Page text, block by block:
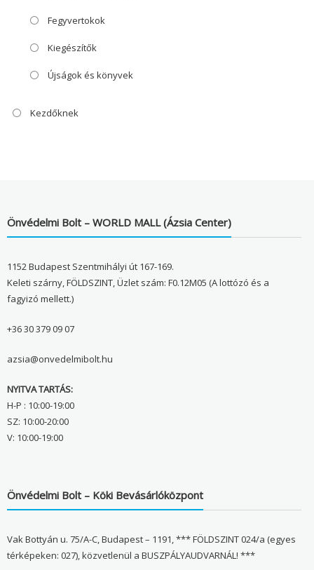
Fegyvertokok
Kiegészítők
Újságok és könyvek
Kezdőknek
Önvédelmi Bolt – WORLD MALL (Ázsia Center)
1152 Budapest Szentmihályi út 167-169.
Keleti szárny, FÖLDSZINT, Üzlet szám: F0.12M05 (A lottózó és a
fagyizó mellett.)
+36 30 379 09 07
azsia@onvedelmibolt.hu
NYITVA TARTÁS:
H-P : 10:00-19:00
SZ: 10:00-20:00
V: 10:00-19:00
Önvédelmi Bolt – Köki Bevásárlóközpont
Vak Bottyán u. 75/A-C, Budapest – 1191, *** FÖLDSZINT 024/a (egyes
térképeken: 027), közvetlenül a BUSZPÁLYAUDVARNÁL! ***